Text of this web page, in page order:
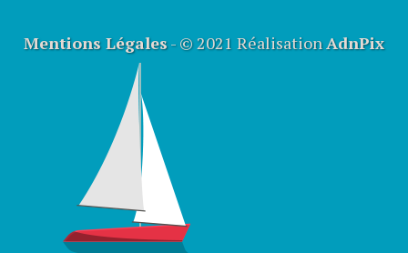
Mentions Légales- © 2021 RéalisationAdnPix